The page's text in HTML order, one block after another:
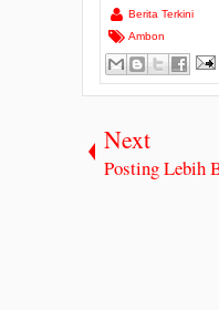
Berita Terkini
Ambon
Next
Posting Lebih